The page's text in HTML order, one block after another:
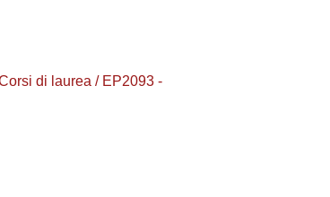
di laurea / EP2093 -